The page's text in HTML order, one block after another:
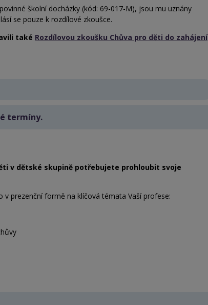
školní docházky (kód: 69-017-M), jsou mu uznány
se pouze k rozdílové zkoušce.
také Rozdílovou zkoušku Chůva pro děti do zahájení
termíny.
v dětské skupině potřebujete prohloubit svoje
prezenční formě na klíčová témata Vaší profese: